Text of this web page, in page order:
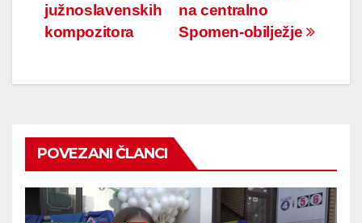
na centralno
Spomen-obilježje
južnoslavenskih
kompozitora
POVEZANI ČLANCI